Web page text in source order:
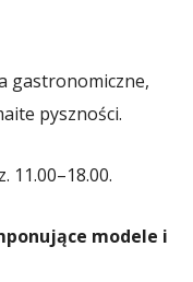
gastronomiczne,
pyszności.
11.00–18.00.
modele i